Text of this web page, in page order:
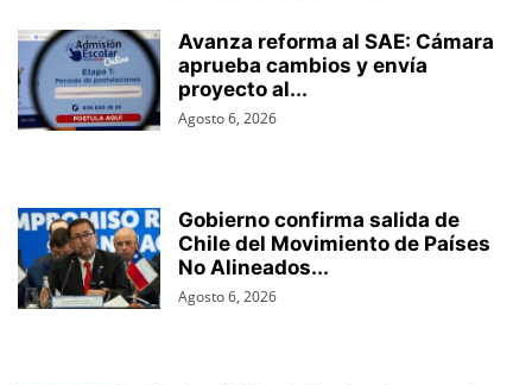
Avanza reforma al SAE: Cámara
aprueba cambios y envía
proyecto al...
Agosto 6, 2026
Gobierno confirma salida de
Chile del Movimiento de Países
No Alineados...
Agosto 6, 2026